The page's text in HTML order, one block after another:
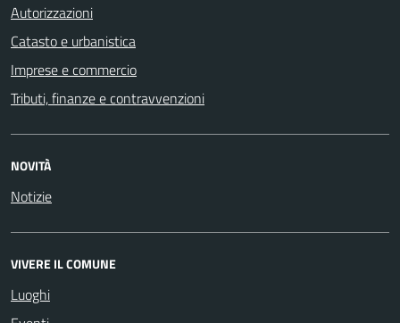
Autorizzazioni
Catasto e urbanistica
Imprese e commercio
Tributi, finanze e contravvenzioni
NOVITÀ
Notizie
VIVERE IL COMUNE
Luoghi